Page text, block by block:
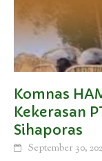
Komnas
Kekerasan
Sihaporas
September 30,